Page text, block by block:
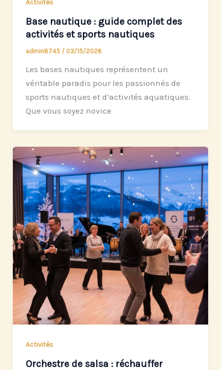
Activités
Base nautique : guide complet des
activités et sports nautiques
admin8745 / 03/15/2026
Les bases nautiques représentent un
véritable paradis pour les passionnés de
sports nautiques et d’activités aquatiques.
Que vous soyez novice
Activités
Orchestre de salsa : réchauffer